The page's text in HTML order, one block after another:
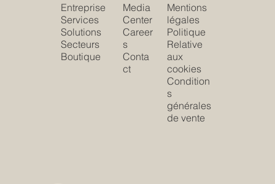
Entreprise
Services
Solutions
Secteurs
Boutique
Media
Center
Career
s
Conta
ct
Mentions
légales
Politique
Relative
aux
cookies
Condition
s
générales
de vente